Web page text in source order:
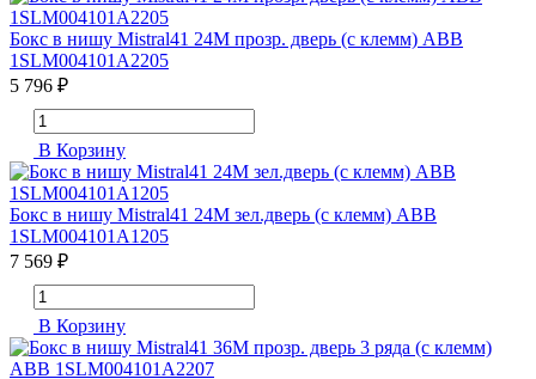
Бокс в нишу Mistral41 24М прозр. дверь (с клемм) ABB
1SLM004101A2205
5 796 ₽
В Корзину
Бокс в нишу Mistral41 24М зел.дверь (с клемм) ABB
1SLM004101A1205
7 569 ₽
В Корзину